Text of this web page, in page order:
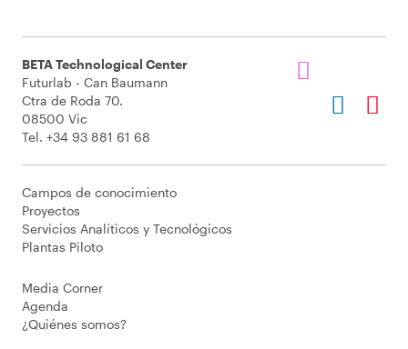
BETA Technological Center
Futurlab - Can Baumann
Ctra de Roda 70.
08500 Vic
Tel. +34 93 881 61 68
Campos de conocimiento
Proyectos
Servicios Analíticos y Tecnológicos
Plantas Piloto
Media Corner
Agenda
¿Quiénes somos?